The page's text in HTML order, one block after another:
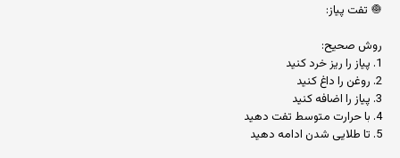
🧅 تفت پیاز:
روش صحیح:
1. پیاز را ریز خرد کنید
2. روغن را داغ کنید
3. پیاز را اضافه کنید
4. با حرارت متوسط تفت دهید
5. تا طلایی شدن ادامه دهید